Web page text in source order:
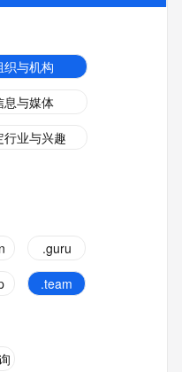
织与机构
息与媒体
行业与兴趣
.guru
.team